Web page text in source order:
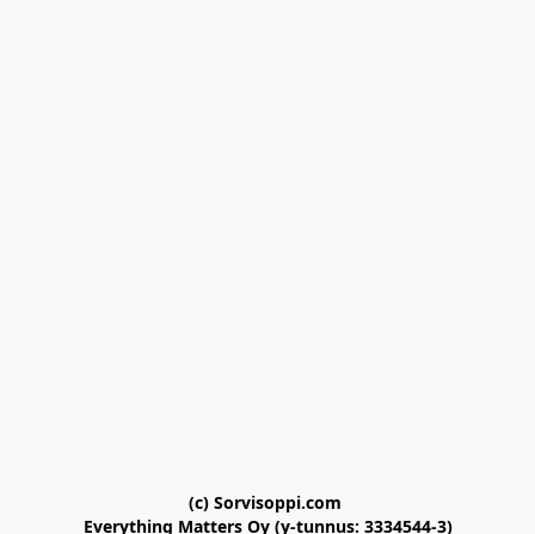
(c) Sorvisoppi.com
Everything Matters Oy (y-tunnus: 3334544-3)